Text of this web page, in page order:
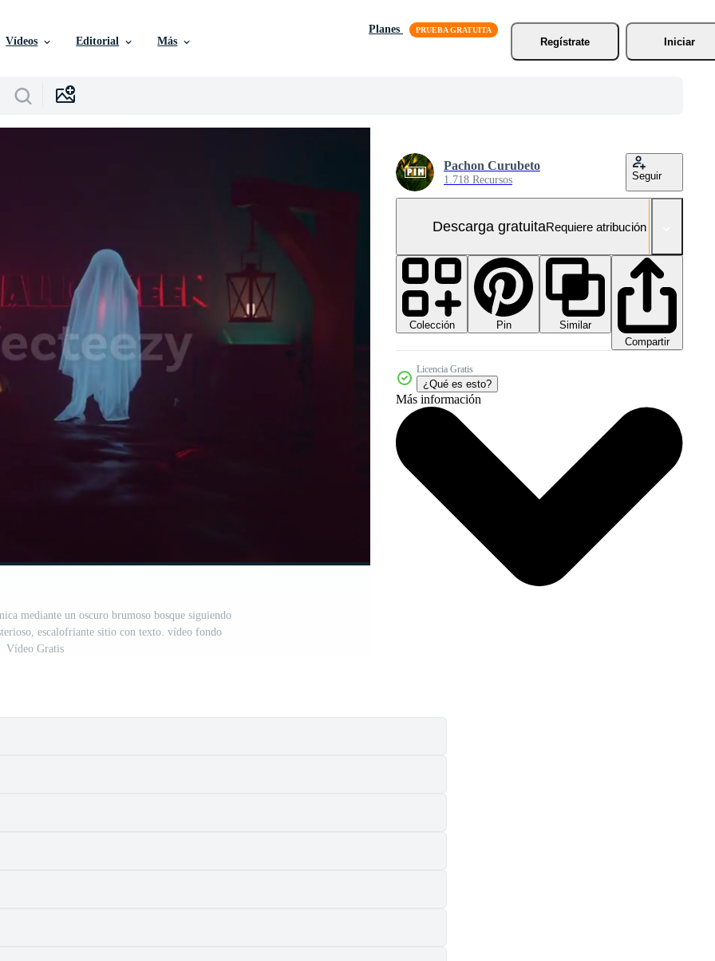
Vídeos Editorial Más
Planes
Regístrate
Iniciar
mediante un oscuro brumoso bosque siguiendo
escalofriante sitio con texto. vídeo fondo
Vídeo Gratis
Pachon Curubeto
1.718 Recursos Seguir
Descarga gratuitaRequiere atribución
Colección Pin
Similar
Compartir
Licencia Gratis
¿Qué es esto?
Más información